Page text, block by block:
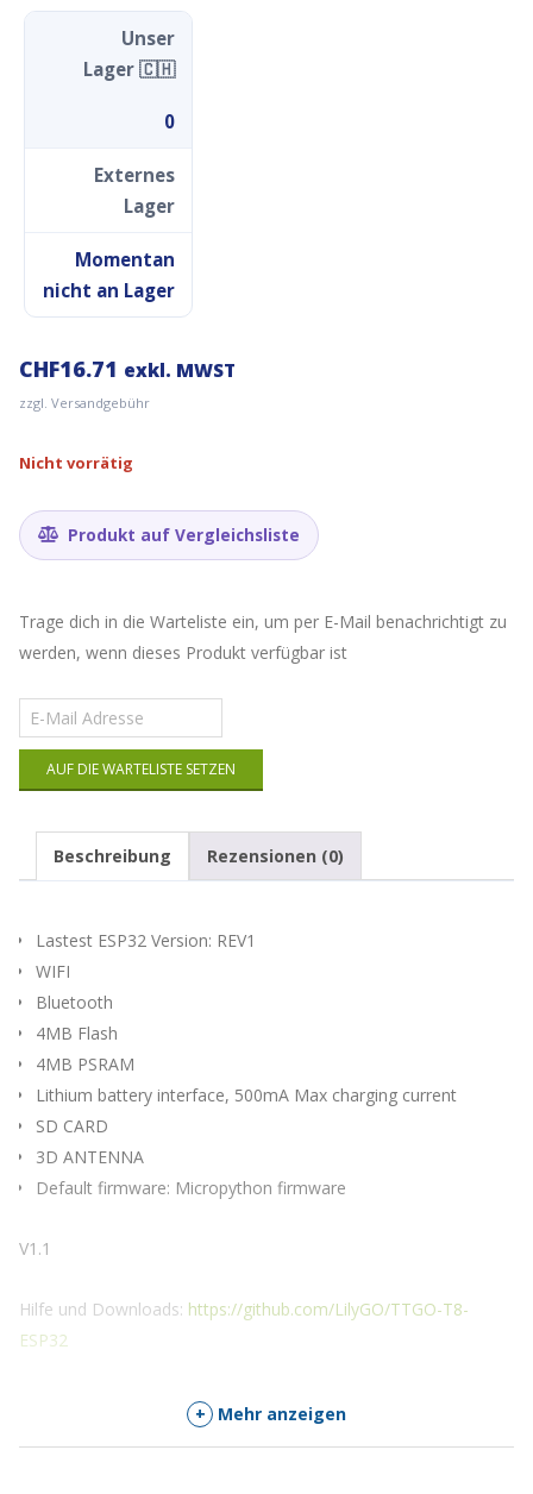
Unser
Lager 🇨🇭
0
Externes
Lager
Momentan
nicht an Lager
CHF16.71 exkl. MWST
zzgl. Versandgebühr
Nicht vorrätig
Produkt auf Vergleichsliste
Trage dich in die Warteliste ein, um per E-Mail benachrichtigt zu
werden, wenn dieses Produkt verfügbar ist
Gib
deine
E-
Mail-
Adresse
die
für
Produkt
zu
kommen
AUF DIE WARTELISTE SETZEN
Beschreibung Rezensionen (0)
Lastest ESP32 Version: REV1
WIFI
Bluetooth
4MB Flash
4MB PSRAM
Lithium battery interface, 500mA Max charging current
SD CARD
3D ANTENNA
Default firmware: Micropython firmware
V1.1
Hilfe und Downloads: https://github.com/LilyGO/TTGO-T8-
ESP32
+ Mehr anzeigen